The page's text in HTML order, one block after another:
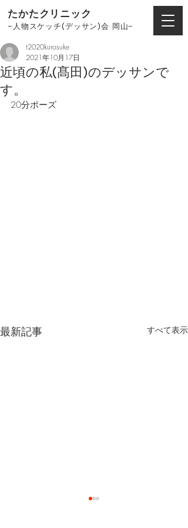
たかたクリニック
−人物スケッチ(デッサン)会 岡山−
近頃の私(髙田)のデッサンで
す。
t2020kurosuke
2021年10月17日
20分ポーズ
最新記事 すべて表示